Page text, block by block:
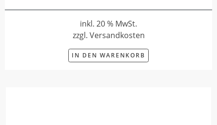
inkl. 20 % MwSt.
zzgl. Versandkosten
IN DEN WARENKORB